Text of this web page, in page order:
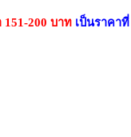
200 บาท เป็นราคา